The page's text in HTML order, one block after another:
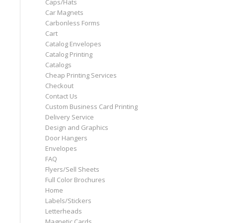
Caps/Hats
Car Magnets
Carbonless Forms
Cart
Catalog Envelopes
Catalog Printing
Catalogs
Cheap Printing Services
Checkout
Contact Us
Custom Business Card Printing
Delivery Service
Design and Graphics
Door Hangers
Envelopes
FAQ
Flyers/Sell Sheets
Full Color Brochures
Home
Labels/Stickers
Letterheads